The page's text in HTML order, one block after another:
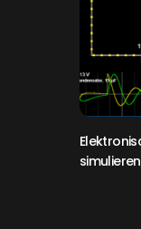
simulieren